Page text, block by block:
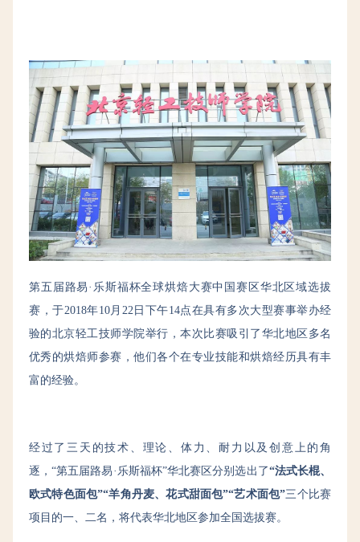
第五届路易·乐斯福杯全球烘焙大赛中国赛区华北区域选拔
赛，于2018年10月22日下午14点在具有多次大型赛事举办经
验的北京轻工技师学院举行，本次比赛吸引了华北地区多名
优秀的烘焙师参赛，他们各个在专业技能和烘焙经历具有丰
富的经验。
经过了三天的技术、理论、体力、耐力以及创意上的角
逐，“第五届路易·乐斯福杯”华北赛区分别选出了“法式长棍、
欧式特色面包”“羊角丹麦、花式甜面包”“艺术面包”三个比赛
项目的一、二名，将代表华北地区参加全国选拔赛。